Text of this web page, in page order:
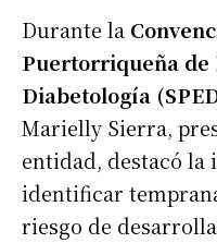
Durante la
Puertorriqueña de
Diabetología
Marielly Sierra,
entidad, destacó la
identificar
riesgo de